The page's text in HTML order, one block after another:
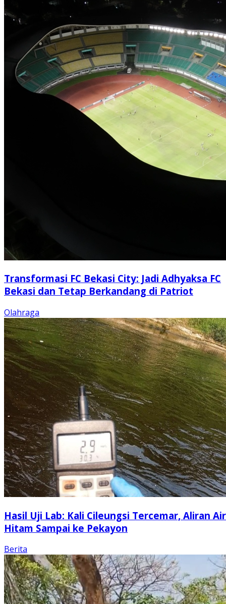
Transformasi FC Bekasi City: Jadi Adhyaksa FC
Bekasi dan Tetap Berkandang di Patriot
Olahraga
Hasil Uji Lab: Kali Cileungsi Tercemar, Aliran Air
Hitam Sampai ke Pekayon
Berita